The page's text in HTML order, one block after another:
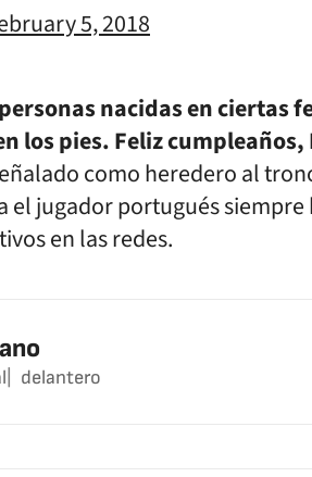
5, 2018
nacidas en ciertas
los pies. Feliz
como heredero al
el jugador portugués
en las redes.
delantero